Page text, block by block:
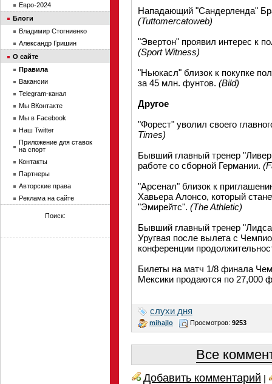
Нападающий "Сандерленда"
(Tuttomercatoweb)
"Эвертон" проявил интерес к
(Sport Witness)
"Ньюкасл" близок к покупке
за 45 млн. фунтов. (Bild)
Другое
"Форест" уволил своего
Times)
Бывший главный тренер
работе со сборной Германии.
"Арсенал" близок к
Хавьера Алонсо, который
"Эмирейтс". (The Athletic)
Бывший главный тренер
Уругвая после вылета с
конференции
Билеты на матч 1/8 финала
Мексики продаются по 27,000
слухи дня
mihajlo Просмотров: 9253
Все
Добавить комментарий |
Евро-2024
Блоги
Владимир Стогниенко
Александр Гришин
О сайте
Правила
Вакансии
Telegram-канал
Мы ВКонтакте
Мы в Facebook
Наш Twitter
Приложение для ставок
на спорт
Контакты
Партнеры
Авторские права
Реклама на сайте
Поиск: